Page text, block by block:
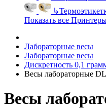
↳
Показать все
Лабораторные весы
Лабораторные весы
Дискретность 0,1
Весы лабораторные
Весы